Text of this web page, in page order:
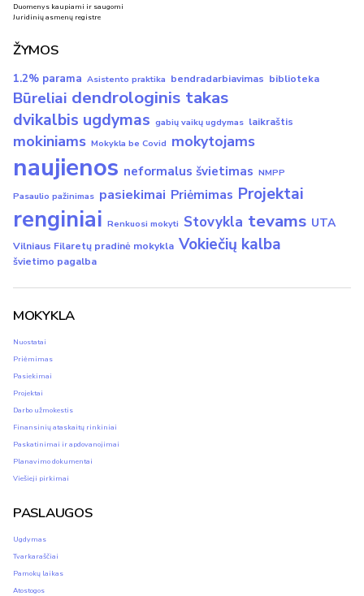
Duomenys kaupiami ir saugomi
Juridinių asmenų registre
ŽYMOS
1.2% parama Asistento praktika bendradarbiavimas biblioteka
Būreliai dendrologinis takas
dvikalbis ugdymas gabių vaikų ugdymas laikraštis
mokiniams Mokykla be Covid mokytojams
naujienos neformalus švietimas NMPP
Pasaulio pažinimas pasiekimai Priėmimas Projektai
renginiai Renkuosi mokyti Stovykla tevams UTA
Vilniaus Filaretų pradinė mokykla Vokiečių kalba
švietimo pagalba
MOKYKLA
Nuostatai
Priėmimas
Pasiekimai
Projektai
Darbo užmokestis
Finansinių ataskaitų rinkiniai
Paskatinimai ir apdovanojimai
Planavimo dokumentai
Viešieji pirkimai
PASLAUGOS
Ugdymas
Tvarkaraščiai
Pamokų laikas
Atostogos